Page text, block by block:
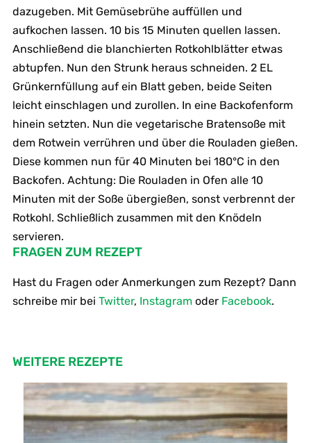
dazugeben. Mit Gemüsebrühe auffüllen und
aufkochen lassen. 10 bis 15 Minuten quellen lassen.
Anschließend die blanchierten Rotkohlblätter etwas
abtupfen. Nun den Strunk heraus schneiden. 2 EL
Grünkernfüllung auf ein Blatt geben, beide Seiten
leicht einschlagen und zurollen. In eine Backofenform
hinein setzten. Nun die vegetarische Bratensoße mit
dem Rotwein verrühren und über die Rouladen gießen.
Diese kommen nun für 40 Minuten bei 180°C in den
Backofen. Achtung: Die Rouladen in Ofen alle 10
Minuten mit der Soße übergießen, sonst verbrennt der
Rotkohl. Schließlich zusammen mit den Knödeln
servieren.
FRAGEN ZUM REZEPT
Hast du Fragen oder Anmerkungen zum Rezept? Dann
schreibe mir bei Twitter, Instagramoder Facebook.
WEITERE REZEPTE